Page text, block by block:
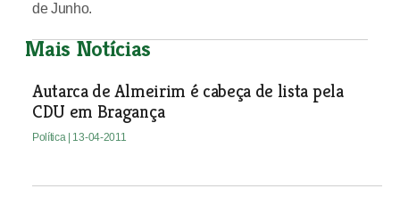
de Junho.
Mais Notícias
Autarca de Almeirim é cabeça de lista pela
CDU em Bragança
Política | 13-04-2011